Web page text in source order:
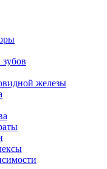
железы